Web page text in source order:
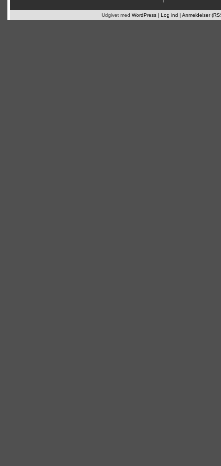
Udgivet med WordPress | Log ind | Anmeldelser